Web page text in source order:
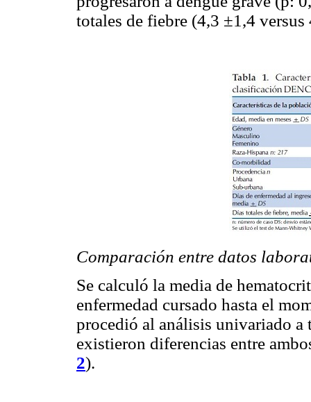
totales de fiebre (4,3 ±1,4
Comparación entre datos
Se calculó la media de
enfermedad cursado hasta el
procedió al análisis univariado a
existieron diferencias entre
2).